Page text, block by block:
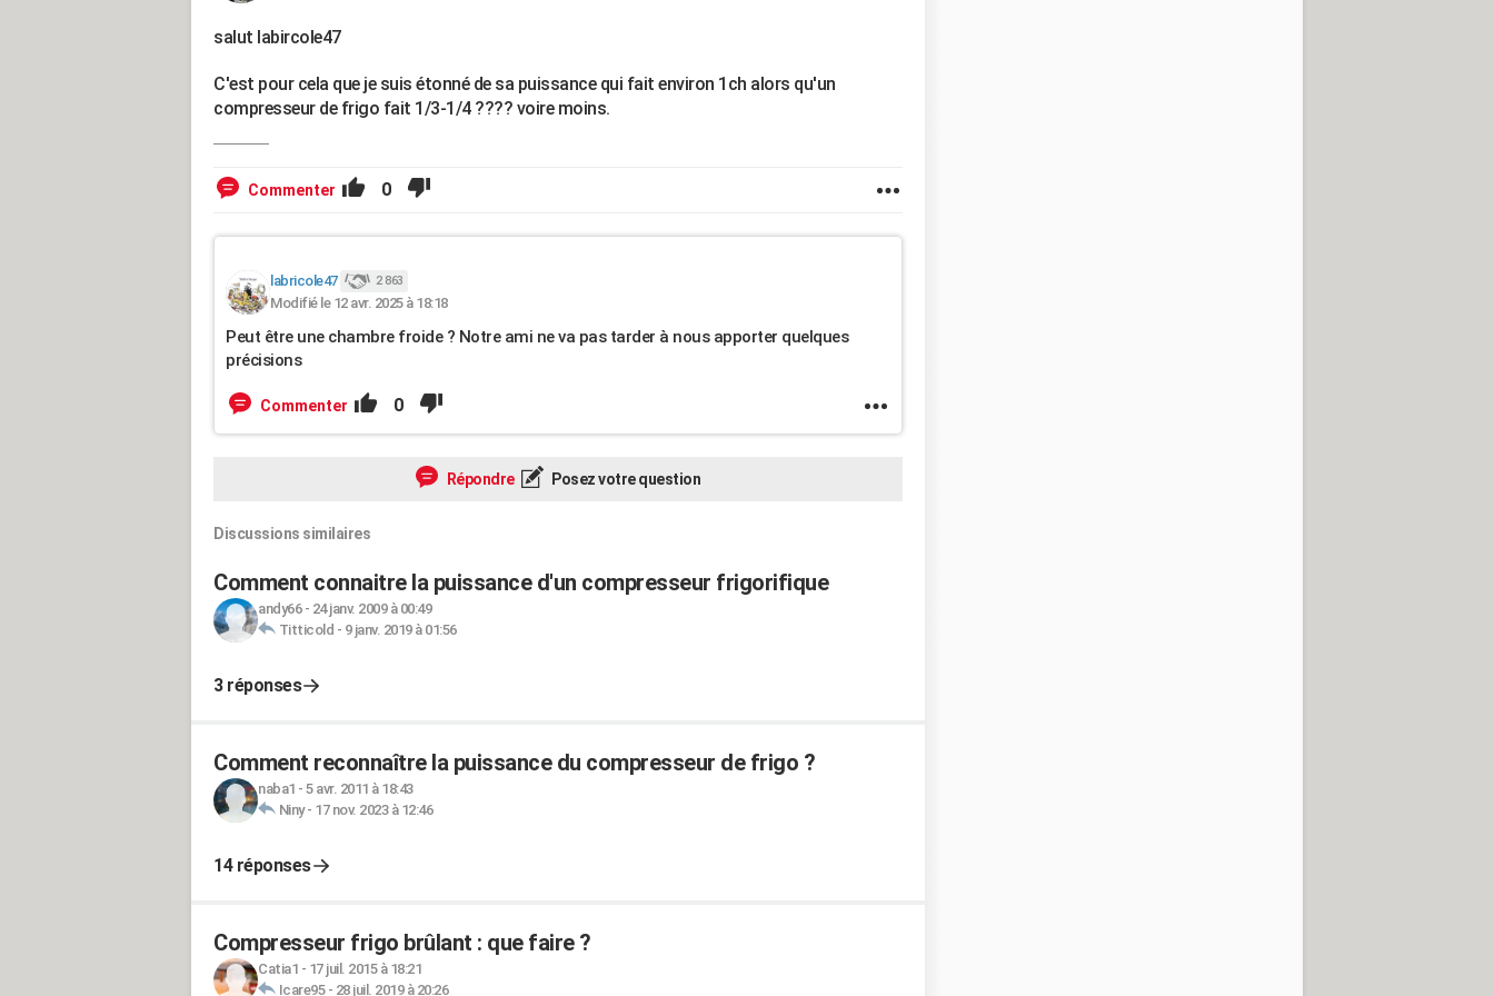
salut labircole47
C'est pour cela que je suis étonné de sa puissance qui fait environ 1ch alors qu'un
compresseur de frigo fait 1/3-1/4 ???? voire moins.
Commenter 0
labricole47 2 863
Modifié le 12 avr. 2025 à 18:18
Peut être une chambre froide ? Notre ami ne va pas tarder à nous apporter quelques
précisions
Commenter 0
Répondre Posez votre question
Discussions similaires
Comment connaitre la puissance d'un compresseur frigorifique
andy66- 24 janv. 2009 à 00:49
Titticold - 9 janv. 2019 à 01:56
3 réponses
Comment reconnaître la puissance du compresseur de frigo ?
naba1 - 5 avr. 2011 à 18:43
Niny- 17 nov. 2023 à 12:46
14 réponses
Compresseur frigo brûlant : que faire ?
Catia1 - 17 juil. 2015 à 18:21
Icare95- 28 juil. 2019 à 20:26